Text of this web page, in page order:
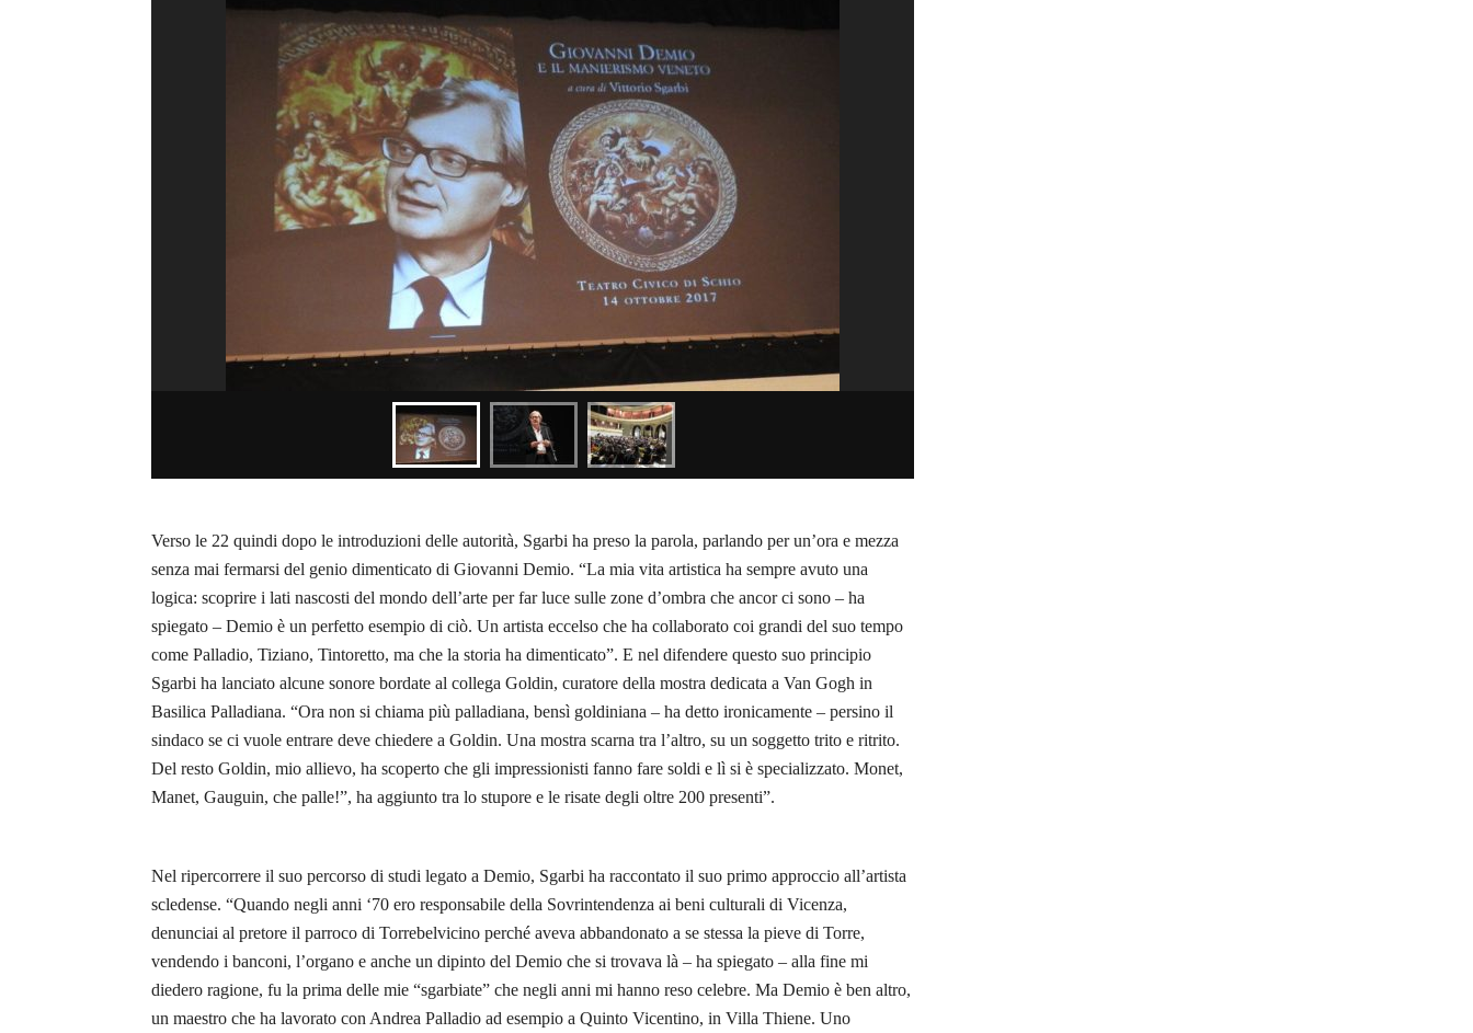
Verso le 22 quindi dopo le introduzioni delle autorità, Sgarbi ha preso la parola, parlando per un’ora e mezza
senza mai fermarsi del genio dimenticato di Giovanni Demio. “La mia vita artistica ha sempre avuto una
logica: scoprire i lati nascosti del mondo dell’arte per far luce sulle zone d’ombra che ancor ci sono – ha
spiegato – Demio è un perfetto esempio di ciò. Un artista eccelso che ha collaborato coi grandi del suo tempo
come Palladio, Tiziano, Tintoretto, ma che la storia ha dimenticato”. E nel difendere questo suo principio
Sgarbi ha lanciato alcune sonore bordate al collega Goldin, curatore della mostra dedicata a Van Gogh in
Basilica Palladiana. “Ora non si chiama più palladiana, bensì goldiniana – ha detto ironicamente – persino il
sindaco se ci vuole entrare deve chiedere a Goldin. Una mostra scarna tra l’altro, su un soggetto trito e ritrito.
Del resto Goldin, mio allievo, ha scoperto che gli impressionisti fanno fare soldi e lì si è specializzato. Monet,
Manet, Gauguin, che palle!”, ha aggiunto tra lo stupore e le risate degli oltre 200 presenti”.
Nel ripercorrere il suo percorso di studi legato a Demio, Sgarbi ha raccontato il suo primo approccio all’artista
scledense. “Quando negli anni ‘70 ero responsabile della Sovrintendenza ai beni culturali di Vicenza,
denunciai al pretore il parroco di Torrebelvicino perché aveva abbandonato a se stessa la pieve di Torre,
vendendo i banconi, l’organo e anche un dipinto del Demio che si trovava là – ha spiegato – alla fine mi
diedero ragione, fu la prima delle mie “sgarbiate” che negli anni mi hanno reso celebre. Ma Demio è ben altro,
un maestro che ha lavorato con Andrea Palladio ad esempio a Quinto Vicentino, in Villa Thiene. Uno